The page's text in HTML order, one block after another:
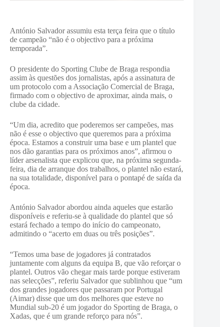
António Salvador assumiu esta terça feira que o título
de campeão “não é o objectivo para a próxima
temporada”.
O presidente do Sporting Clube de Braga respondia
assim às questões dos jornalistas, após a assinatura de
um protocolo com a Associação Comercial de Braga,
firmado com o objectivo de aproximar, ainda mais, o
clube da cidade.
“Um dia, acredito que poderemos ser campeões, mas
não é esse o objectivo que queremos para a próxima
época. Estamos a construir uma base e um plantel que
nos dão garantias para os próximos anos”, afirmou o
líder arsenalista que explicou que, na próxima segunda-
feira, dia de arranque dos trabalhos, o plantel não estará,
na sua totalidade, disponível para o pontapé de saída da
época.
António Salvador abordou ainda aqueles que estarão
disponíveis e referiu-se à qualidade do plantel que só
estará fechado a tempo do início do campeonato,
admitindo o “acerto em duas ou três posições”.
“Temos uma base de jogadores já contratados
juntamente com alguns da equipa B, que vão reforçar o
plantel. Outros vão chegar mais tarde porque estiveram
nas selecções”, referiu Salvador que sublinhou que “um
dos grandes jogadores que passaram por Portugal
(Aimar) disse que um dos melhores que esteve no
Mundial sub-20 é um jogador do Sporting de Braga, o
Xadas, que é um grande reforço para nós”.